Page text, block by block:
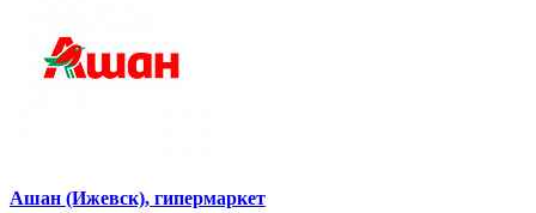
Ашан (Ижевск), гипермаркет